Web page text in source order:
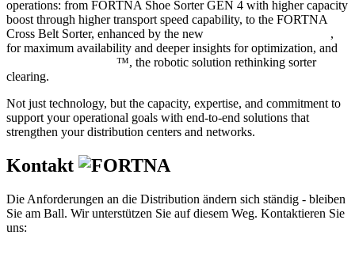
operations: from FORTNA Shoe Sorter GEN 4 with higher capacity
boost through higher transport speed capability, to the FORTNA
Cross Belt Sorter, enhanced by the new
,
for maximum availability and deeper insights for optimization, and
™, the robotic solution rethinking sorter
clearing.
Not just technology, but the capacity, expertise, and commitment to
support your operational goals with end-to-end solutions that
strengthen your distribution centers and networks.
Kontakt
Die Anforderungen an die Distribution ändern sich ständig - bleiben
Sie am Ball. Wir unterstützen Sie auf diesem Weg. Kontaktieren Sie
uns: